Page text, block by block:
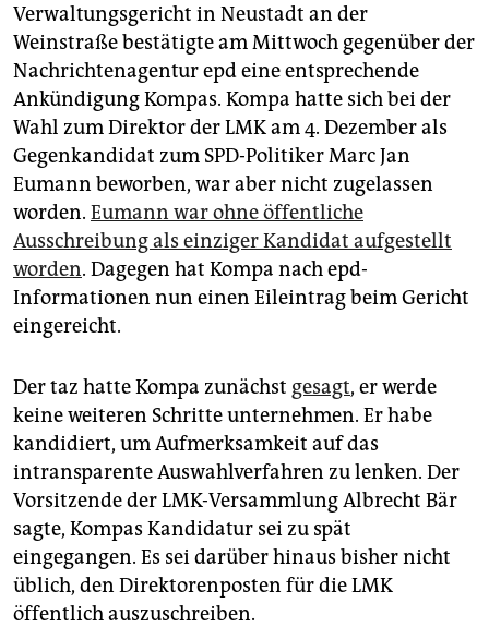
epaper login
Verwaltungsgericht in Neustadt an der
Weinstraße bestätigte am Mittwoch gegenüber der
Nachrichtenagentur epd eine entsprechende
Ankündigung Kompas. Kompa hatte sich bei der
Wahl zum Direktor der LMK am 4. Dezember als
Gegenkandidat zum SPD-Politiker Marc Jan
Eumann beworben, war aber nicht zugelassen
worden. Eumann war ohne öffentliche
Ausschreibung als einziger Kandidat aufgestellt
worden. Dagegen hat Kompa nach epd-
Informationen nun einen Eileintrag beim Gericht
eingereicht.
Der taz hatte Kompa zunächst gesagt, er werde
keine weiteren Schritte unternehmen. Er habe
kandidiert, um Aufmerksamkeit auf das
intransparente Auswahlverfahren zu lenken. Der
Vorsitzende der LMK-Versammlung Albrecht Bär
sagte, Kompas Kandidatur sei zu spät
eingegangen. Es sei darüber hinaus bisher nicht
üblich, den Direktorenposten für die LMK
öffentlich auszuschreiben.